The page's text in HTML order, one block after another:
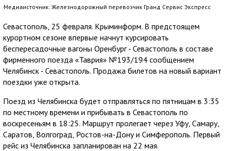
Медиаисточник: Железнодорожный перевозчик Гранд Сервис Экспресс
Севастополь, 25 февраля. Крыминформ. В предстоящем
курортном сезоне впервые начнут курсировать
беспересадочные вагоны Оренбург - Севастополь в составе
фирменного поезда «Таврия» №193/194 сообщением
Челябинск - Севастополь. Продажа билетов на новый вариант
поездки уже открыта.
Поезд из Челябинска будет отправляться по пятницам в 3:35
по местному времени и прибывать в Севастополь по
воскресеньям в 18:25. Маршрут пролегает через Уфу, Самару,
Саратов, Волгоград, Ростов-на-Дону и Симферополь. Первый
рейс из Челябинска запланирован на 22 мая.